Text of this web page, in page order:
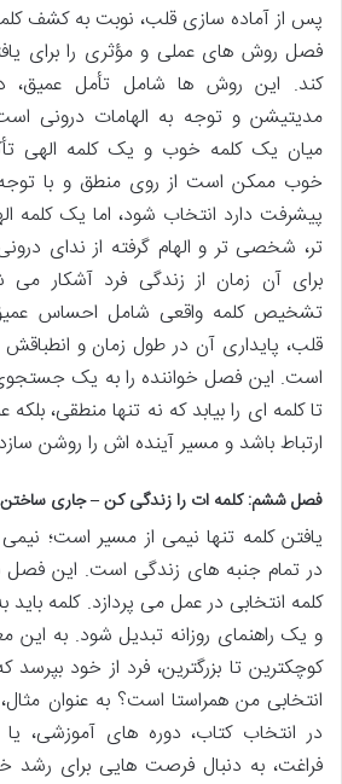
پس از آماده سازی قلب، نوبت به کشف
فصل روش های عملی و مؤثری را برای
کند. این روش ها شامل تأمل عمیق،
مدیتیشن و توجه به الهامات درونی
میان یک کلمه خوب و یک کلمه الهی
خوب ممکن است از روی منطق و با توجه
پیشرفت دارد انتخاب شود، اما یک کلمه
تر، شخصی تر و الهام گرفته از ندای
برای آن زمان از زندگی فرد آشکار می
تشخیص کلمه واقعی شامل احساس
قلب، پایداری آن در طول زمان و انطباقش
است. این فصل خواننده را به یک
تا کلمه ای را بیابد که نه تنها منطقی،
ارتباط باشد و مسیر آینده اش را روشن
فصل ششم: کلمه ات را زندگی کن – جاری ساختن
یافتن کلمه تنها نیمی از مسیر است؛
در تمام جنبه های زندگی است. این فصل
کلمه انتخابی در عمل می پردازد. کلمه
و یک راهنمای روزانه تبدیل شود. به این
کوچکترین تا بزرگترین، فرد از خود بپرسد
انتخابی من همراستا است؟ به عنوان
در انتخاب کتاب، دوره های آموزشی،
فراغت، به دنبال فرصت هایی برای رشد